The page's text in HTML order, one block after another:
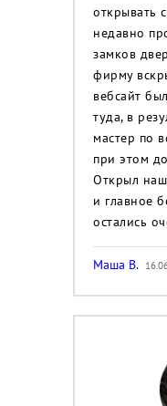
открывать
недавно
замков
фирму
вебсайт
туда, в
мастер по
при этом
Открыл
и главное
остались
Маша В.